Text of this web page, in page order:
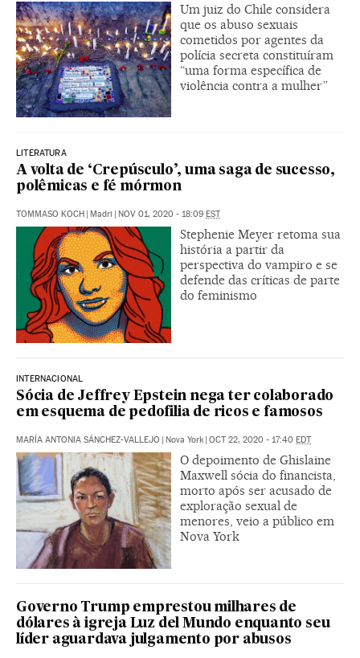
Um juiz do Chile considera
que os abuso sexuais
cometidos por agentes da
polícia secreta constituíram
“uma forma específica de
violência contra a mulher”
LITERATURA
A volta de ‘Crepúsculo’, uma saga de sucesso,
polêmicas e fé mórmon
TOMMASO KOCH Madri NOV 01, 2020 - 18:09 EST
Stephenie Meyer retoma sua
história a partir da
perspectiva do vampiro e se
defende das críticas de parte
do feminismo
INTERNACIONAL
Sócia de Jeffrey Epstein nega ter colaborado
em esquema de pedofilia de ricos e famosos
MARÍA ANTONIA SÁNCHEZ-VALLEJO Nova York OCT 22, 2020 - 17:40 EDT
O depoimento de Ghislaine
Maxwell sócia do financista,
morto após ser acusado de
exploração sexual de
menores, veio a público em
Nova York
Governo Trump emprestou milhares de
dólares à igreja Luz del Mundo enquanto seu
líder aguardava julgamento por abusos